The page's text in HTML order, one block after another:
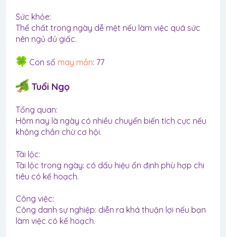
Sức khỏe:
Thể chất trong ngày dễ mệt nếu làm việc quá sức
nên ngủ đủ giấc.
Con số may mắn: 77
Tuổi Ngọ
Tổng quan:
Hôm nay là ngày có nhiều chuyển biến tích cực nếu
không chần chừ cơ hội.
Tài lộc:
Tài lộc trong ngày: có dấu hiệu ổn định phù hợp chi
tiêu có kế hoạch.
Công việc:
Công danh sự nghiệp: diễn ra khá thuận lợi nếu bạn
làm việc có kế hoạch.